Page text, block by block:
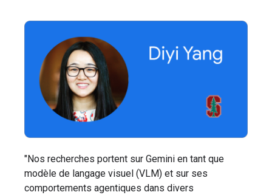
"Nos recherches portent sur Gemini en tant que
modèle de langage visuel (VLM) et sur ses
comportements agentiques dans divers